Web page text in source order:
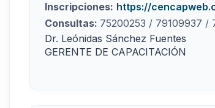
Inscripciones: https://
Consultas: 75200253 / 79109937 /
Dr. Leónidas Sánchez Fuentes
GERENTE DE CAPACITACIÓN